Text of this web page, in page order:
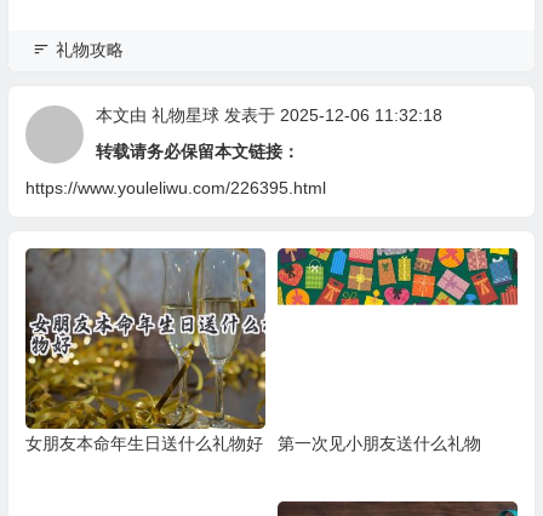
礼物攻略
本文由 礼物星球发表于 2025-12-06 11:32:18
转载请务必保留本文链接：
https://www.youleliwu.com/226395.html
女朋友本命年生日送什么礼物好 第一次见小朋友送什么礼物